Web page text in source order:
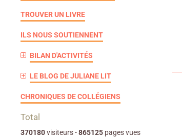
TROUVER UN LIVRE
ILS NOUS SOUTIENNENT
BILAN D'ACTIVITÉS
LE BLOG DE JULIANE LIT
CHRONIQUES DE COLLÉGIENS
Total
370180visiteurs -865125 pages vues